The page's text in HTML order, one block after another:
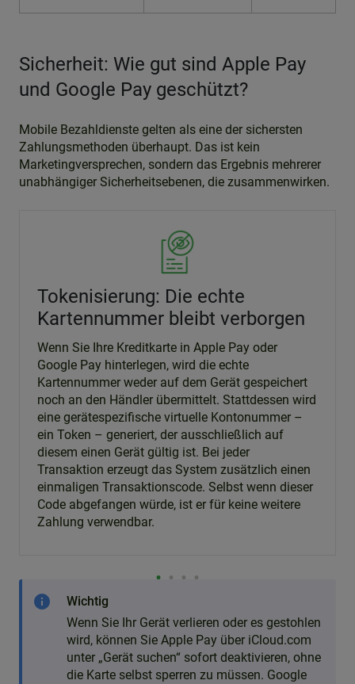
Sicherheit: Wie gut sind Apple Pay
und Google Pay geschützt?
Mobile Bezahldienste gelten als eine der sichersten
Zahlungsmethoden überhaupt. Das ist kein
Marketingversprechen, sondern das Ergebnis mehrerer
unabhängiger Sicherheitsebenen, die zusammenwirken.
Tokenisierung: Die echte
Kartennummer bleibt verborgen
Wenn Sie Ihre Kreditkarte in Apple Pay oder
Google Pay hinterlegen, wird die echte
Kartennummer weder auf dem Gerät gespeichert
noch an den Händler übermittelt. Stattdessen wird
eine gerätespezifische virtuelle Kontonummer –
ein Token – generiert, der ausschließlich auf
diesem einen Gerät gültig ist. Bei jeder
Transaktion erzeugt das System zusätzlich einen
einmaligen Transaktionscode. Selbst wenn dieser
Code abgefangen würde, ist er für keine weitere
Zahlung verwendbar.
info
Wichtig
Wenn Sie Ihr Gerät verlieren oder es gestohlen
wird, können Sie Apple Pay über iCloud.com
unter „Gerät suchen“ sofort deaktivieren, ohne
die Karte selbst sperren zu müssen. Google